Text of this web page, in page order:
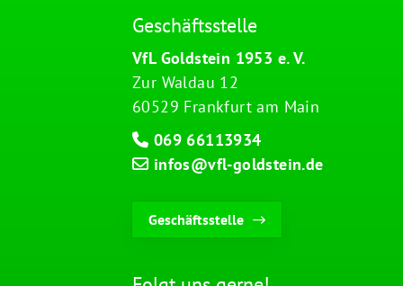
Geschäftsstelle
VfL Goldstein 1953 e. V.
Zur Waldau 12
60529 Frankfurt am Main
069 66113934
infos@vfl-goldstein.de
Geschäftsstelle